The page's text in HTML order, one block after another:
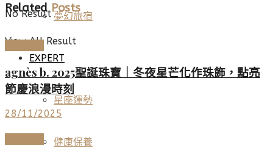
夢幻旅宿
EXPERT
星座運勢
健康保養
No Result
View All Result
RelatedPosts
agnès b. 2025聖誕珠寶｜冬夜星芒化作珠飾，點亮
節慶浪漫時刻
28/11/2025